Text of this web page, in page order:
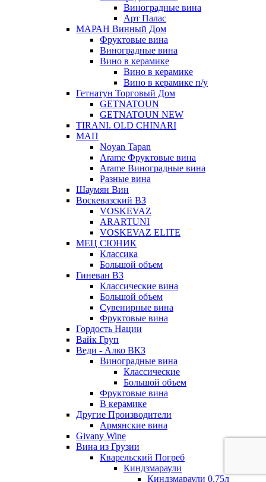
Виноградные вина
Арт Палас
МАРАН Винный Дом
Фруктовые вина
Виноградные вина
Вино в керамике
Вино в керамике
Вино в керамике п/у
Гетнатун Торговый Дом
GETNATOUN
GETNATOUN NEW
TIRANI. OLD CHINARI
МАП
Noyan Tapan
Arame Фруктовые вина
Arame Виноградные вина
Разные вина
Шаумян Вин
Воскевазский ВЗ
VOSKEVAZ
ARARTUNI
VOSKEVAZ ELITE
МЕЦ СЮНИК
Классика
Большой объем
Гиневан ВЗ
Классические вина
Большой объем
Сувенирные вина
Фруктовые вина
Гордость Нации
Вайк Груп
Веди - Алко ВКЗ
Виноградные вина
Классические
Большой объем
Фруктовые вина
В керамике
Другие Производители
Армянские вина
Givany Wine
Вина из Грузии
Кварельский Погреб
Киндзмараули
Киндзмараули 0,75л